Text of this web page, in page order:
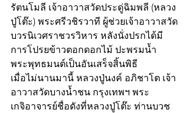
รัตนโมลี เจ้าอาวาสวัดประดู่ฉิมพลี (หลวง
ปู่โต๊ะ) พระศรีวชิรวาที ผู้ช่วยเจ้าอาวาสวัด
บวรนิเวศราชวรวิหาร หลังนั่งปรกได้มี
การโปรยข้าวตอกดอกไม้ ปะพรมน้ำ
พระพุทธมนต์เป็นอันเสร็จสิ้นพิธี
เมื่อไม่นานมานี้ หลวงปู่นงค์ อภิชาโต เจ้า
อาวาสวัดบางน้ำชน กรุงเทพฯ พระ
เกจิอาจารย์ชื่อดังที่หลวงปู่โต๊ะ ท่านบวช